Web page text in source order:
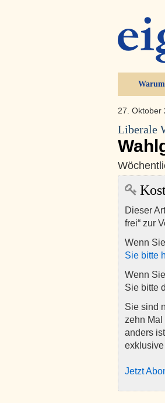
27. Oktober
Liberale
Dieser
frei“ zur
Wenn
Sie bitte
Wenn
Sie bitte
Sie sind
zehn
anders
Jetzt